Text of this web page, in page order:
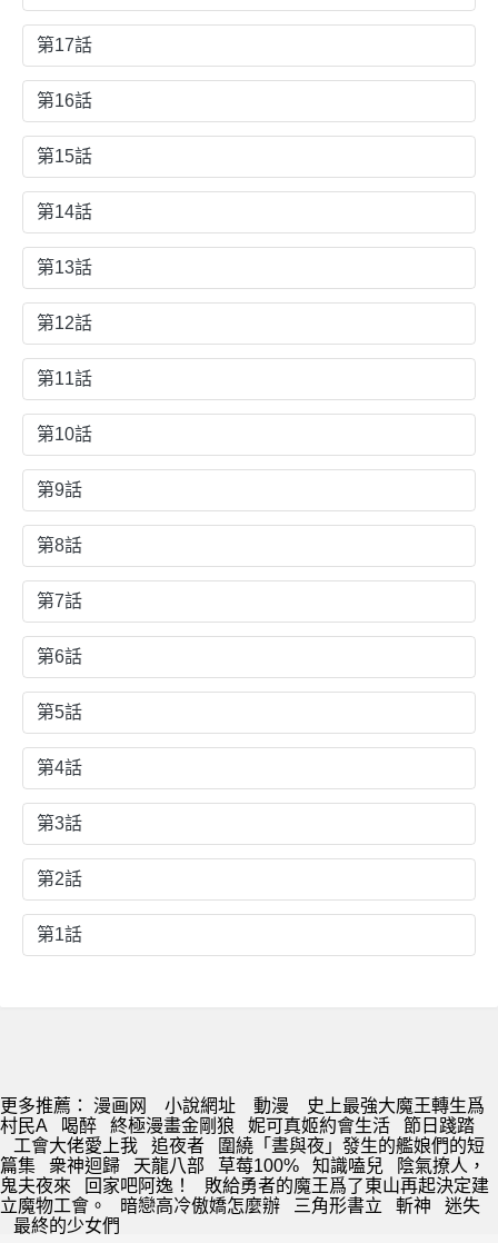
第17話
第16話
第15話
第14話
第13話
第12話
第11話
第10話
第9話
第8話
第7話
第6話
第5話
第4話
第3話
第2話
第1話
更多推薦： 漫画网 小說網址 動漫
史上最強大魔王轉生爲
村民A
喝醉 終極漫畫金剛狼 妮可真姬約會生活
節日踐踏
工會大佬愛上我
追夜者
圍繞「晝與夜」發生的艦娘們的短
篇集
衆神迴歸 天龍八部 草莓100% 知識嗑兒
陰氣撩人，
鬼夫夜來
回家吧阿逸！
敗給勇者的魔王爲了東山再起決定建
立魔物工會。
暗戀高冷傲嬌怎麼辦 三角形書立 斬神
迷失
最終的少女們